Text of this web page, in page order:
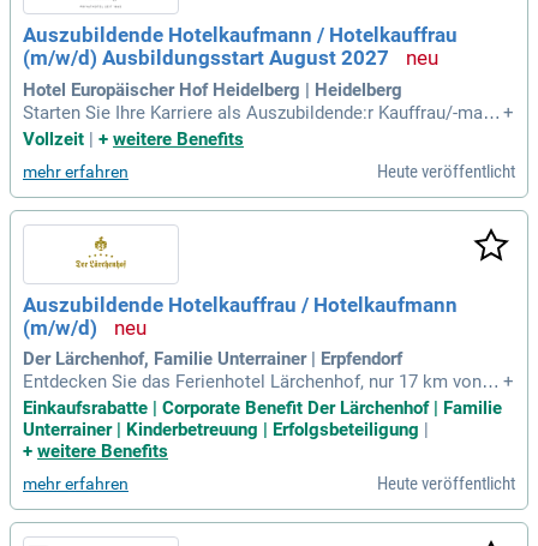
enhof bei einem erfrischenden Drink. Im Gourmetrestaurant
erwartet Sie eine exquisite Auswahl an kulinarischen Köstli
chkeiten der französisch-regionalen Küche.
Auszubildende Hotelkaufmann / Hotelkauffrau
(m/w/d) Ausbildungsstart August 2027
Hotel Europäischer Hof Heidelberg | Heidelberg
Starten Sie Ihre Karriere als Auszubildende:r Kauffrau/-mann
für Hotelmanagement (m/w/d) in unserem renommierten H
assendes Verständnis für die wirtschaftlichen Aspekte der
Hotelbranche. Sie arbeiten in zentralen Bereichen wie Reser
vierung, Einkauf, Buchhaltung und Marketing. Zusätzlich erh
alten Sie Einblicke in operative Abteilungen wie Housekeepi
ng, Service und Rezeption. So erlernen Sie, wie alle Bereiche
effizient zusammenarbeiten und ein Hotel erfolgreich am M
arkt positioniert wird. Legen Sie den Grundstein für Ihre Zuk
unft im Hotelmanagement und entwickeln Sie wertvolle Ko
mpetenzen in diesem spannenden Umfeld!
+
Vollzeit | + weitere Benefits
mehr erfahren Heute veröffentlicht
Auszubildende Hotelkauffrau / Hotelkaufmann
(m/w/d)
Der Lärchenhof, Familie Unterrainer | Erpfendorf
Entdecken Sie das Ferienhotel Lärchenhof, nur 17 km von Ki
tzbühel entfernt. Eingebettet in die malerischen Kitzbüheler
Alpen erwarten Sie gemütliche Zimmer und exklusive Suiten
für unvergessliche Entspannung und Erholung.
+
Einkaufsrabatte | Corporate Benefit Der Lärchenhof | Familie
Unterrainer | Kinderbetreuung | Erfolgsbeteiligung |
+ weitere Benefits
mehr erfahren Heute veröffentlicht